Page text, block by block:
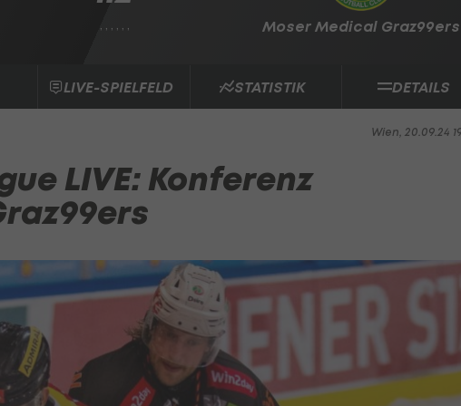
Moser Medical Graz99ers
LIVE-SPIELFELD STATISTIK DETAILS
Wien, 20.09.24
LIVE: Konferenz